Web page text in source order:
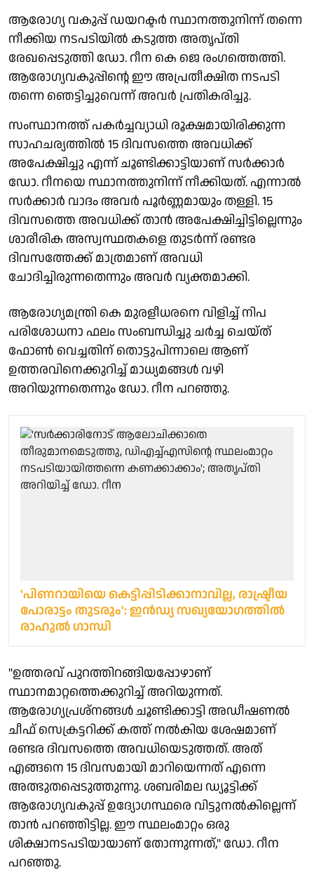
ആരോഗ്യ വകുപ്പ് ഡയറക്ടർ സ്ഥാനത്തുനിന്ന് തന്നെ
നീക്കിയ നടപടിയിൽ കടുത്ത അതൃപ്തി
രേഖപ്പെടുത്തി ഡോ. റീന കെ ജെ രംഗത്തെത്തി.
ആരോഗ്യവകുപ്പിന്റെ ഈ അപ്രതീക്ഷിത നടപടി
തന്നെ ഞെട്ടിച്ചുവെന്ന് അവർ പ്രതികരിച്ചു.
സംസ്ഥാനത്ത് പകർച്ചവ്യാധി രൂക്ഷമായിരിക്കുന്ന
സാഹചര്യത്തിൽ 15 ദിവസത്തെ അവധിക്ക്
അപേക്ഷിച്ചു എന്ന് ചൂണ്ടിക്കാട്ടിയാണ് സർക്കാർ
ഡോ. റീനയെ സ്ഥാനത്തുനിന്ന് നീക്കിയത്. എന്നാൽ
സർക്കാർ വാദം അവർ പൂർണ്ണമായും തള്ളി. 15
ദിവസത്തെ അവധിക്ക് താൻ അപേക്ഷിച്ചിട്ടില്ലെന്നും
ശാരീരിക അസ്വസ്ഥതകളെ തുടർന്ന് രണ്ടര
ദിവസത്തേക്ക് മാത്രമാണ് അവധി
ചോദിച്ചിരുന്നതെന്നും അവർ വ്യക്തമാക്കി.
ആരോഗ്യമന്ത്രി കെ മുരളീധരനെ വിളിച്ച് നിപ
പരിശോധനാ ഫലം സംബന്ധിച്ചു ചർച്ച ചെയ്ത്
ഫോൺ വെച്ചതിന് തൊട്ടുപിന്നാലെ ആണ്
ഉത്തരവിനെക്കുറിച്ച് മാധ്യമങ്ങൾ വഴി
അറിയുന്നതെന്നും ഡോ. റീന പറഞ്ഞു.
'പിണറായിയെ കെട്ടിപ്പിടിക്കാനാവില്ല, രാഷ്ട്രീയ
പോരാട്ടം തുടരും': ഇന്‍ഡ്യ സഖ്യയോഗത്തില്‍
രാഹുല്‍ ഗാന്ധി
"ഉത്തരവ് പുറത്തിറങ്ങിയപ്പോഴാണ്
സ്ഥാനമാറ്റത്തെക്കുറിച്ച് അറിയുന്നത്.
ആരോഗ്യപ്രശ്നങ്ങൾ ചൂണ്ടിക്കാട്ടി അഡീഷണൽ
ചീഫ് സെക്രട്ടറിക്ക് കത്ത് നൽകിയ ശേഷമാണ്
രണ്ടര ദിവസത്തെ അവധിയെടുത്തത്. അത്
എങ്ങനെ 15 ദിവസമായി മാറിയെന്നത് എന്നെ
അത്ഭുതപ്പെടുത്തുന്നു. ശബരിമല ഡ്യൂട്ടിക്ക്
ആരോഗ്യവകുപ്പ് ഉദ്യോഗസ്ഥരെ വിട്ടുനൽകില്ലെന്ന്
താൻ പറഞ്ഞിട്ടില്ല. ഈ സ്ഥലംമാറ്റം ഒരു
ശിക്ഷാനടപടിയായാണ് തോന്നുന്നത്," ഡോ. റീന
പറഞ്ഞു.